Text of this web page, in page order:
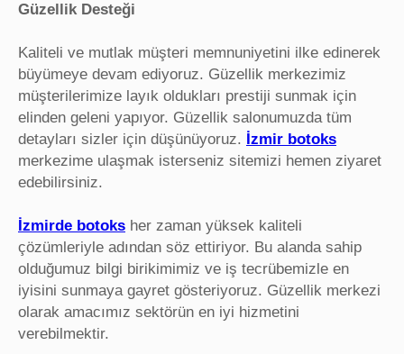
Güzellik Desteği
Kaliteli ve mutlak müşteri memnuniyetini ilke edinerek
büyümeye devam ediyoruz. Güzellik merkezimiz
müşterilerimize layık oldukları prestiji sunmak için
elinden geleni yapıyor. Güzellik salonumuzda tüm
detayları sizler için düşünüyoruz. İzmir botoks
merkezime ulaşmak isterseniz sitemizi hemen ziyaret
edebilirsiniz.
İzmirde botoks her zaman yüksek kaliteli
çözümleriyle adından söz ettiriyor. Bu alanda sahip
olduğumuz bilgi birikimimiz ve iş tecrübemizle en
iyisini sunmaya gayret gösteriyoruz. Güzellik merkezi
olarak amacımız sektörün en iyi hizmetini
verebilmektir.